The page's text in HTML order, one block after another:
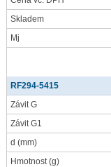
Skladem
Mj
RF294-5415
Závit G
Závit G1
d (mm)
Hmotnost(g)